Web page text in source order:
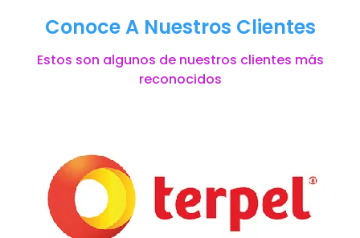
Conoce A Nuestros Clientes
Estos son algunos de nuestros clientes más
reconocidos